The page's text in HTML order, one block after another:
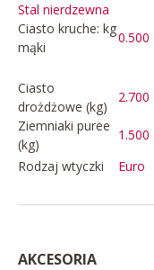
Stal nierdzewna
Ciasto kruche: kg
mąki
0.500
Ciasto
drożdżowe (kg)
2.700
Ziemniaki puree
(kg)
1.500
Rodzaj wtyczki
Euro
AKCESORIA